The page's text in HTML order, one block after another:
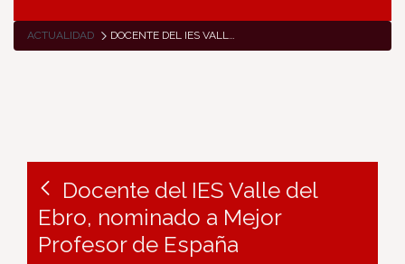
ACTUALIDAD DOCENTE DEL IES VALLE DEL EBRO, NOMINADO A MEJOR PROFESOR DE ESPAÑA
Docente del IES Valle del
Ebro, nominado a Mejor
Profesor de España